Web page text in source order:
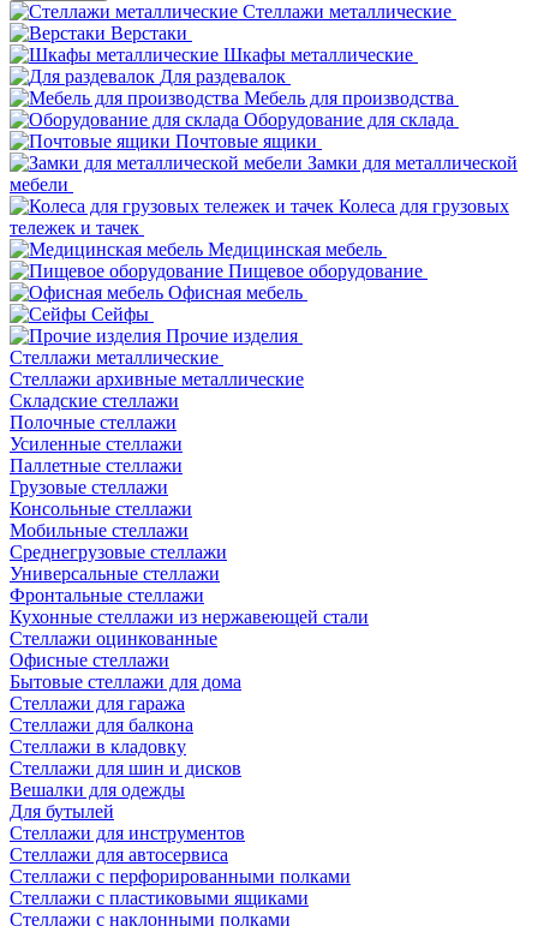
Стеллажи металлические
Верстаки
Шкафы металлические
Для раздевалок
Мебель для производства
Оборудование для склада
Почтовые ящики
Замки для металлической
мебели
Колеса для грузовых
тележек и тачек
Медицинская мебель
Пищевое оборудование
Офисная мебель
Сейфы
Прочие изделия
Стеллажи металлические
Cтеллажи архивные металлические
Складские стеллажи
Полочные стеллажи
Усиленные стеллажи
Паллетные стеллажи
Грузовые стеллажи
Консольные стеллажи
Мобильные стеллажи
Среднегрузовые стеллажи
Универсальные стеллажи
Фронтальные стеллажи
Кухонные стеллажи из нержавеющей стали
Стеллажи оцинкованные
Офисные стеллажи
Бытовые стеллажи для дома
Стеллажи для гаража
Стеллажи для балкона
Стеллажи в кладовку
Стеллажи для шин и дисков
Вешалки для одежды
Для бутылей
Стеллажи для инструментов
Стеллажи для автосервиса
Стеллажи с перфорированными полками
Стеллажи с пластиковыми ящиками
Стеллажи с наклонными полками